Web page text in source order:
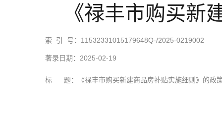
《禄丰市购买新
索 引 号：11532331015179648Q-/2025-0219002
著录日期：2025-02-19
标 题：《禄丰市购买新建商品房补贴实施细则》的政